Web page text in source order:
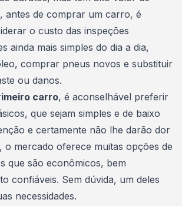
antes de comprar um carro, é
o custo das inspeções
ainda mais simples do dia a dia,
comprar pneus novos e substituir
ou danos.
carro, é aconselhável preferir
que sejam simples e de baixo
e certamente não lhe darão dor
o mercado oferece muitas opções de
que são econômicos, bem
confiáveis. Sem dúvida, um deles
necessidades.